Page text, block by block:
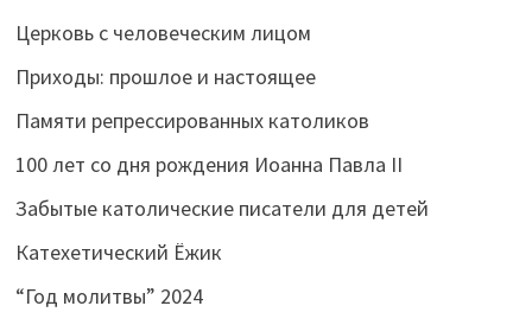
Церковь с человеческим лицом
Приходы: прошлое и настоящее
Памяти репрессированных католиков
100 лет со дня рождения Иоанна Павла II
Забытые католические писатели для детей
Катехетический Ёжик
“Год молитвы” 2024